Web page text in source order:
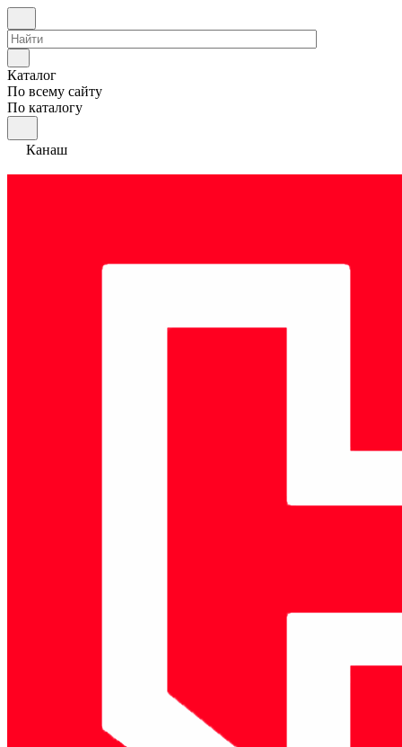
Каталог
По всему сайту
По каталогу
Канаш